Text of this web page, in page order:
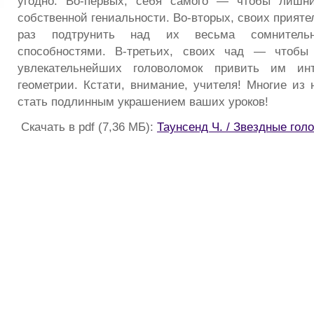
собственной гениальности. Во-вторых, своих
раз подтрунить над их весьма
способностями. В-третьих, своих чад —
увлекательнейших головоломок привить им
геометрии. Кстати, внимание, учителя! Многие из
стать подлинным украшением ваших уроков!
Скачать в pdf (7,36 МБ): Таунсенд Ч. / Звездные